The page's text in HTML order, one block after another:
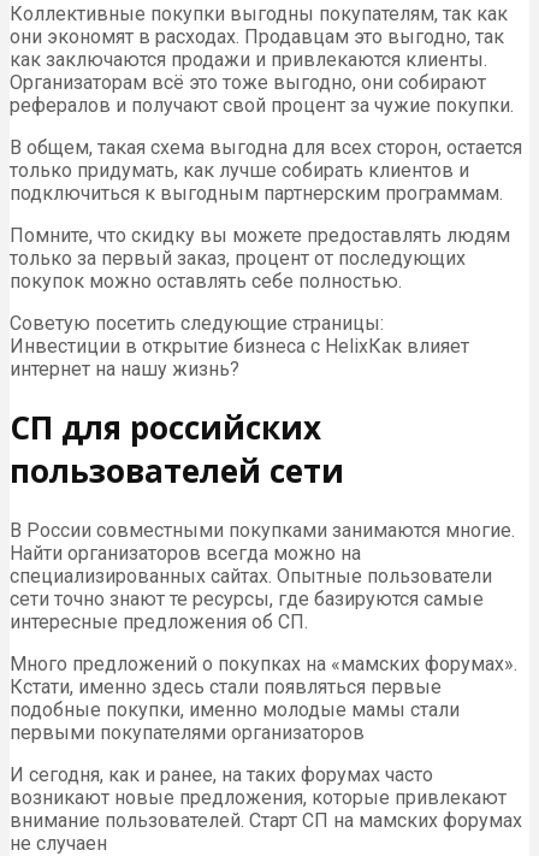
Коллективные покупки выгодны покупателям, так как
они экономят в расходах. Продавцам это выгодно, так
как заключаются продажи и привлекаются клиенты.
Организаторам всё это тоже выгодно, они собирают
рефералов и получают свой процент за чужие покупки.
В общем, такая схема выгодна для всех сторон, остается
только придумать, как лучше собирать клиентов и
подключиться к выгодным партнерским программам.
Помните, что скидку вы можете предоставлять людям
только за первый заказ, процент от последующих
покупок можно оставлять себе полностью.
Советую посетить следующие страницы:
Инвестиции в открытие бизнеса с HelixКак влияет
интернет на нашу жизнь?
СП для российских
пользователей сети
В России совместными покупками занимаются многие.
Найти организаторов всегда можно на
специализированных сайтах. Опытные пользователи
сети точно знают те ресурсы, где базируются самые
интересные предложения об СП.
Много предложений о покупках на «мамских форумах».
Кстати, именно здесь стали появляться первые
подобные покупки, именно молодые мамы стали
первыми покупателями организаторов
И сегодня, как и ранее, на таких форумах часто
возникают новые предложения, которые привлекают
внимание пользователей. Старт СП на мамских форумах
не случаен